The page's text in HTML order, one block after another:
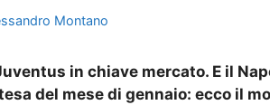
Montano
in chiave mercato. E il
del mese di gennaio: ecco il